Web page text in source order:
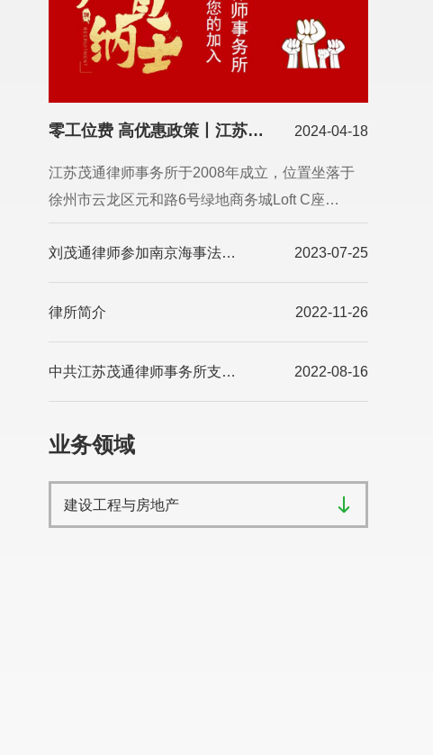
零工位费 高优惠政策丨江苏茂通律师事务所欢迎您加盟！ 2024-04-18
江苏茂通律师事务所于2008年成立，位置坐落于
徐州市云龙区元和路6号绿地商务城Loft C座…
刘茂通律师参加南京海事法院特邀调解员培训 2023-07-25
律所简介 2022-11-26
中共江苏茂通律师事务所支部委员会 简介 2022-08-16
业务领域
建设工程与房地产